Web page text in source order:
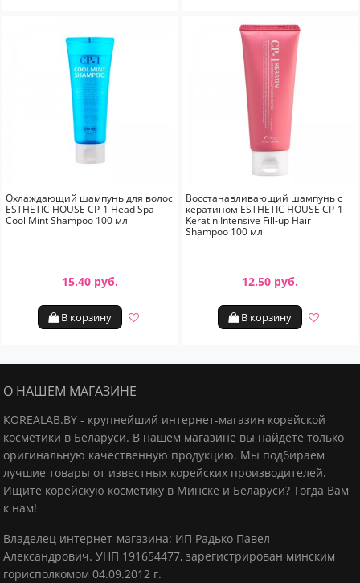
Охлаждающий шампунь для волос
ESTHETIC HOUSE CP-1 Head Spa
Cool Mint Shampoo 100 мл
15.40 руб.
В корзину
Восстанавливающий шампунь с
кератином ESTHETIC HOUSE CP-1
Keratin Intensive Fill-up Hair
Shampoo 100 мл
12.50 руб.
В корзину
О НАШЕМ МАГАЗИНЕ
KOREALAB.BY - крупнейший интернет-магазин корейской
косметики в Беларуси. В нашем магазине вы найдете только
оригинальную качественную продукцию. Мы подбираем
лучшие товары от известных корейских производителей.
Ищите корейскую косметику в Минске и Беларуси? Тогда Вам
к нам!
Владелец интернет-магазина: ИП Радько Павел
Александрович. УНП 191654477, зарегистрирован минским
горисполкомом 04.09.2012 г.